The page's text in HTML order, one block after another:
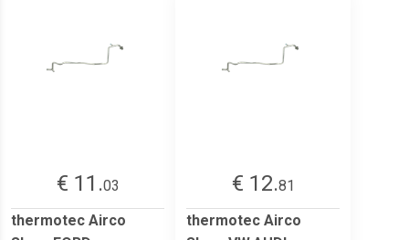
€ 11.03
thermotec Airco
€ 12.81
thermotec Airco